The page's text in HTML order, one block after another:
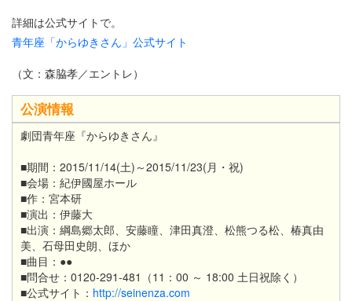
詳細は公式サイトで。
青年座「からゆきさん」公式サイト
（文：森脇孝／エントレ）
公演情報
劇団青年座『からゆきさん』
■期間：2015/11/14(土)～2015/11/23(月・祝)
■会場：紀伊國屋ホール
■作：宮本研
■演出： 伊藤大
■出演：綱島郷太郎、安藤瞳、津田真澄、松熊つる松、椿真由
美、石母田史朗、ほか
■曲目：●●
■問合せ：0120-291-481（11：00 ～ 18:00 土日祝除く）
■公式サイト： http://seinenza.com